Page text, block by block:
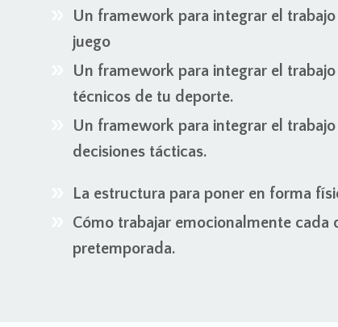
Un framework para integrar el
juego
Un framework para integrar el
técnicos de tu deporte.
Un framework para integrar el
decisiones tácticas.
La estructura para poner en forma
Cómo trabajar emocionalmente cada
pretemporada.